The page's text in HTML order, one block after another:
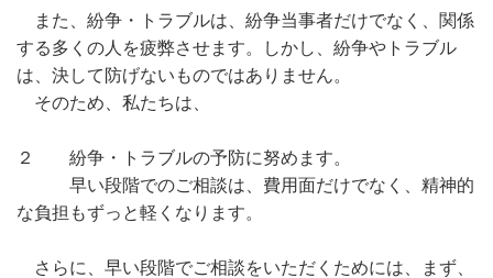
また、紛争・トラブルは、紛争当事者だけでなく、関係
する多くの人を疲弊させます。しかし、紛争やトラブル
は、決して防げないものではありません。
そのため、私たちは、
２ 紛争・トラブルの予防に努めます。
早い段階でのご相談は、費用面だけでなく、精神的
な負担もずっと軽くなります。
さらに、早い段階でご相談をいただくためには、まず、